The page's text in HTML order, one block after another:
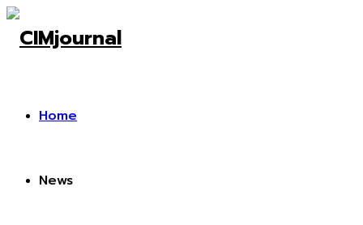
Home
News